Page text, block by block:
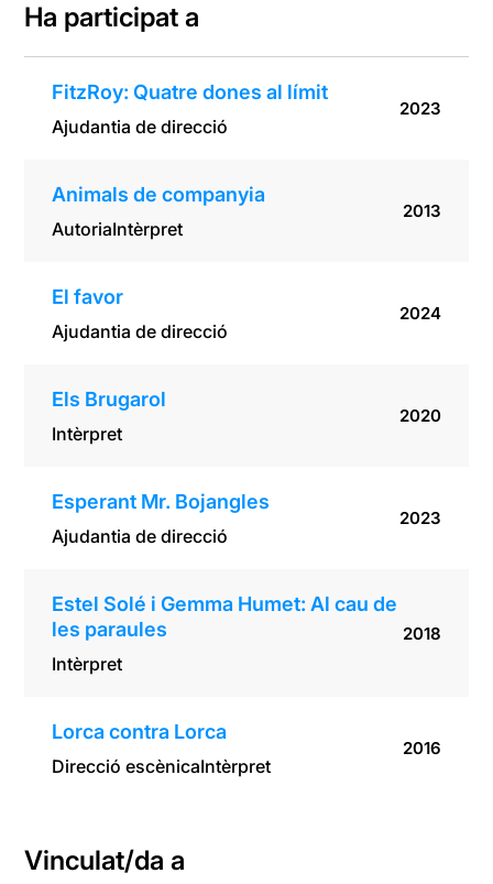
Ha participat a
FitzRoy: Quatre dones al límit
Ajudantia de direcció
2023
Animals de companyia
AutoriaIntèrpret
2013
El favor
Ajudantia de direcció
2024
Els Brugarol
Intèrpret
2020
Esperant Mr. Bojangles
Ajudantia de direcció
2023
Estel Solé i Gemma Humet: Al cau de
les paraules
Intèrpret
2018
Lorca contra Lorca
Direcció escènicaIntèrpret
2016
Vinculat/da a